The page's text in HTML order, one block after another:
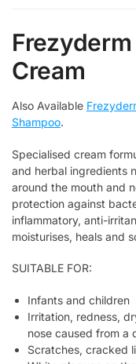
Cream
Also Available
Shampoo.
Specialised cream
and herbal ingredients
around the mouth and
protection against
inflammatory, anti-
moisturises, heals and
SUITABLE FOR:
Infants and children
Irritation, redness,
nose caused from a
Scratches, cracked